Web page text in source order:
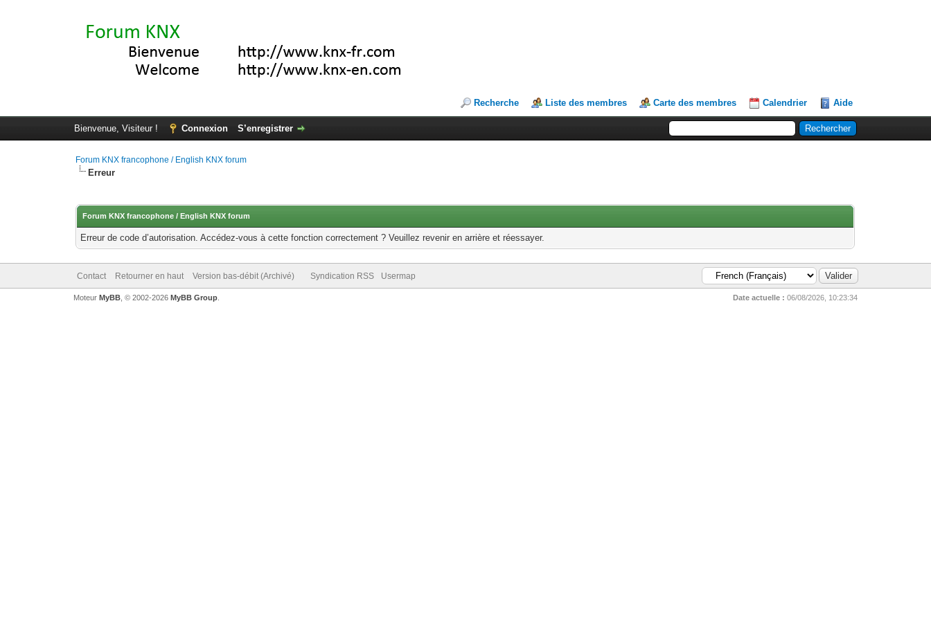
Recherche Liste des membres Carte des membres Calendrier Aide
Bienvenue, Visiteur ! Connexion S’enregistrer
Forum KNX francophone / English KNX forum
Erreur
Forum KNX francophone / English KNX forum
Erreur de code d’autorisation. Accédez-vous à cette fonction correctement ? Veuillez revenir en arrière et réessayer.
Contact Retourner en haut Version bas-débit (Archivé) Syndication RSS Usermap
Date actuelle : 06/08/2026, 10:23:34
Moteur MyBB, © 2002-2026 MyBB Group.